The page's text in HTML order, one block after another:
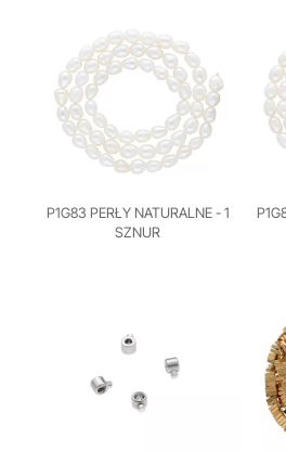
P1G83 PERŁY NATURALNE - 1
SZNUR